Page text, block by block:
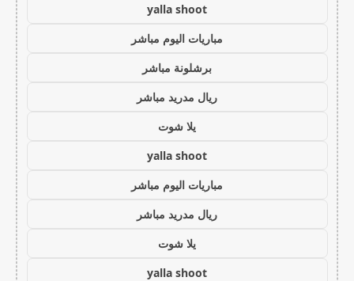
yalla shoot
مباريات اليوم مباشر
برشلونة مباشر
ريال مدريد مباشر
يلا شوت
yalla shoot
مباريات اليوم مباشر
ريال مدريد مباشر
يلا شوت
yalla shoot